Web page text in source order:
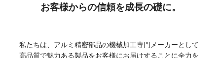
お客様からの信頼を成長の礎に。
私たちは、アルミ精密部品の機械加工専門メーカーとして
高品質で魅力ある製品をお客様にお届けすることに全力を